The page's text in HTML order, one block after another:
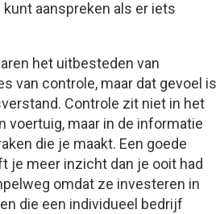
aanspreken als er iets
het uitbesteden van
van controle, maar dat gevoel is
Controle zit niet in het
voertuig, maar in de informatie
die je maakt. Een goede
je meer inzicht dan je ooit had
omdat ze investeren in
die een individueel bedrijf